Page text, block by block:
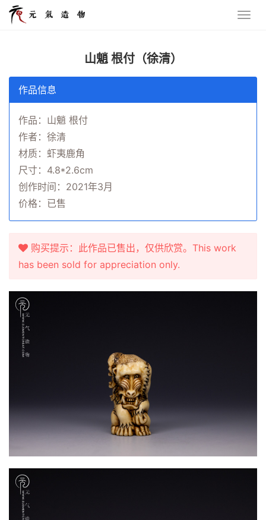
山魈 根付（徐清）
作品信息
作品：山魈 根付
作者：徐清
材质：虾夷鹿角
尺寸：4.8*2.6cm
创作时间：2021年3月
价格：已售
购买提示：此作品已售出，仅供欣赏。This work
has been sold for appreciation only.